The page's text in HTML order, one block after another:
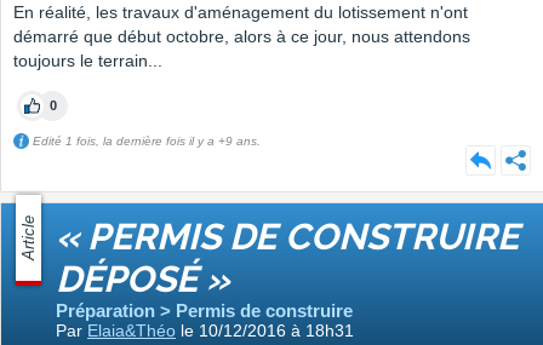
En réalité, les travaux d'aménagement du lotissement n'ont
démarré que début octobre, alors à ce jour, nous attendons
toujours le terrain...
0
Edité 1 fois, la dernière fois il y a +9 ans.
Article « PERMIS DE CONSTRUIRE
DÉPOSÉ »
Préparation > Permis de construire
Par Elaia&Théo le 10/12/2016 à 18h31